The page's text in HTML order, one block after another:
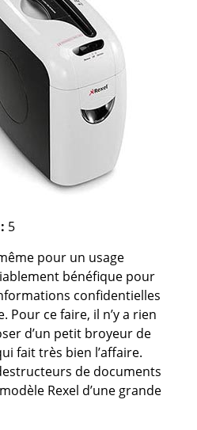
5
pour un usage
bénéfique pour
confidentielles
Pour ce faire, il n’y a rien
d’un petit broyeur de
fait très bien l’affaire.
de documents
Rexel d’une grande